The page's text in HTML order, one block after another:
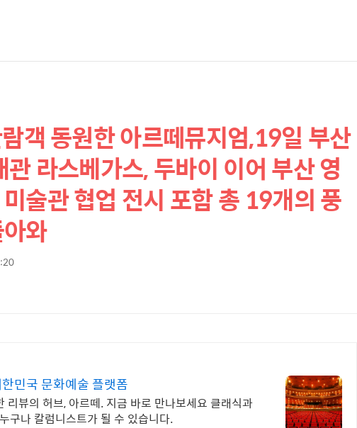
객 동원한 아르떼뮤지엄,19일 부산
라스베가스, 두바이 이어 부산 영
술관 협업 전시 포함 총 19개의 풍
와
민국 문화예술 플랫폼
리뷰의 허브, 아르떼. 지금 바로 만나보세요 클래식과
구나 칼럼니스트가 될 수 있습니다.